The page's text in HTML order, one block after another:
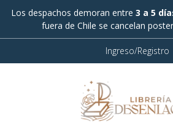
Los despachos demoran entre 3 a 5
fuera de Chile se cancelan
Ingreso/Registro